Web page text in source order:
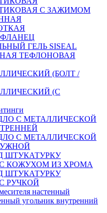
С ЗАЖИМОМ
ГЕЛЬ SISEAL
ТЕФЛОНОВАЯ
(БОЛТ /
(С
С МЕТАЛЛИЧЕСКОЙ
С МЕТАЛЛИЧЕСКОЙ
ШТУКАТУРКУ
КОЖУХОМ ИЗ ХРОМА
ШТУКАТУРКУ
РУЧКОЙ
настенный
угольник внутренний